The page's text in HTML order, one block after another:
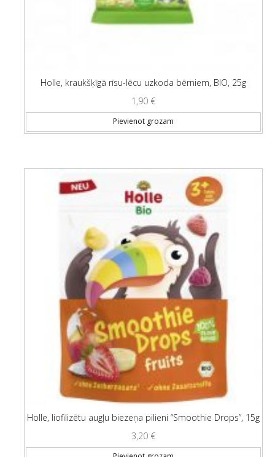
Holle, kraukšķīgā rīsu-lēcu uzkoda bērniem, BIO, 25g
1,90 €
Pievienot grozam
Holle, liofilizētu augļu biezeņa pilieni “Smoothie Drops”, 15g
3,20 €